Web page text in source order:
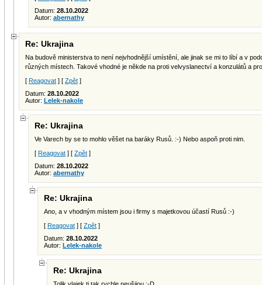
Datum: 28.10.2022
Autor: abernathy
Re: Ukrajina
Na budově ministerstva to není nejvhodnější umístění, ale jinak se mi to líbí a v
různých místech. Takové vhodné je někde na proti velvyslanectví a konzulátů a
[ Reagovat ] [ Zpět ]
Datum: 28.10.2022
Autor: Lelek-nakole
Re: Ukrajina
Ve Varech by se to mohlo věšet na baráky Rusů. :-) Nebo aspoň proti nim.
[ Reagovat ] [ Zpět ]
Datum: 28.10.2022
Autor: abernathy
Re: Ukrajina
Ano, a v vhodným místem jsou i firmy s majetkovou účastí Rusů :-)
[ Reagovat ] [ Zpět ]
Datum: 28.10.2022
Autor: Lelek-nakole
Re: Ukrajina